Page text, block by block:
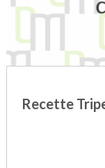
Recette